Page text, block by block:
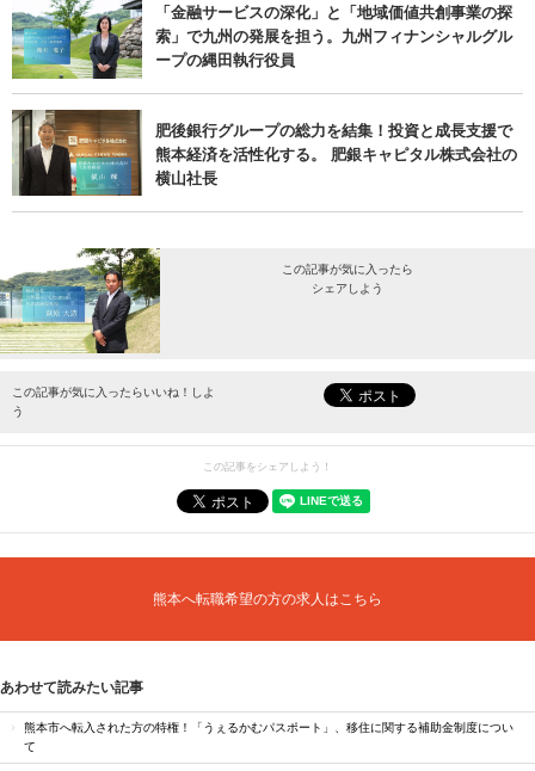
「金融サービスの深化」と「地域価値共創事業の探
索」で九州の発展を担う。九州フィナンシャルグル
ープの縄田執行役員
肥後銀行グループの総力を結集！投資と成長支援で
熊本経済を活性化する。 肥銀キャピタル株式会社の
横山社長
この記事が気に入ったら
シェアしよう
最新情報をお届けします。
この記事が気に入ったらいいね！しよ
う
この記事をシェアしよう！
熊本へ転職希望の方の求人はこちら
あわせて読みたい記事
熊本市へ転入された方の特権！「うぇるかむパスポート」、移住に関する補助金制度につい
て